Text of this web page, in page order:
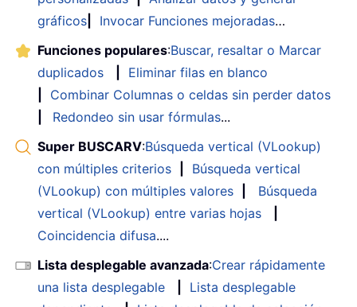
gráficos
Invocar Funciones mejoradas…
Funciones populares:Buscar, resaltar o Marcar
duplicados
Eliminar filas en blanco
Combinar Columnas o celdas sin perder datos
Redondeo sin usar fórmulas...
Super BUSCARV:Búsqueda vertical (VLookup)
con múltiples criterios
Búsqueda vertical
(VLookup) con múltiples valores
Búsqueda
vertical (VLookup) entre varias hojas
Coincidencia difusa....
Lista desplegable avanzada:Crear rápidamente
una lista desplegable
Lista desplegable